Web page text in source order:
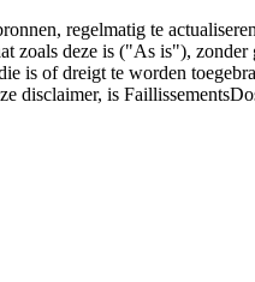
regelmatig te
zoals deze is ("As is"),
is of dreigt te worden
disclaimer, is